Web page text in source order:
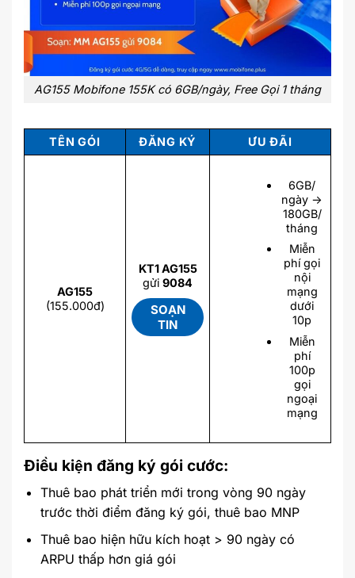
AG155 Mobifone 155K có 6GB/ngày, Free Gọi 1 tháng
TÊN GÓI ĐĂNG KÝ ƯU ĐÃI
AG155
(155.000đ)
KT1 AG155
gửi 9084
SOẠN
TIN
6GB/
ngày ->
180GB/
tháng
Miễn
phí gọi
nội
mạng
dưới
10p
Miễn
phí
100p
gọi
ngoại
mạng
Điều kiện đăng ký gói cước:
Thuê bao phát triển mới trong vòng 90 ngày
trước thời điểm đăng ký gói, thuê bao MNP
Thuê bao hiện hữu kích hoạt > 90 ngày có
ARPU thấp hơn giá gói